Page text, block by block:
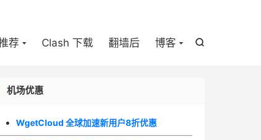

荐 Clash 下载 翻墙后 博客
机场优惠
WgetCloud 全球加速新用户8折优惠